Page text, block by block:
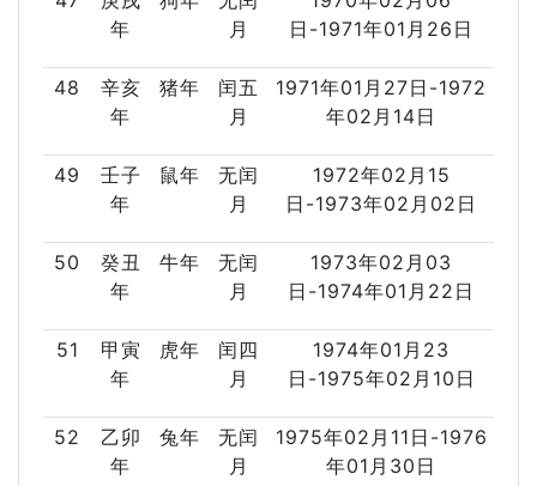
年
月
日-1971年01月26日
48
辛亥
年
猪年
闰五
月
1971年01月27日-1972
年02月14日
49
壬子
年
鼠年
无闰
月
1972年02月15
日-1973年02月02日
50
癸丑
年
牛年
无闰
月
1973年02月03
日-1974年01月22日
51
甲寅
年
虎年
闰四
月
1974年01月23
日-1975年02月10日
52
乙卯
年
兔年
无闰
月
1975年02月11日-1976
年01月30日